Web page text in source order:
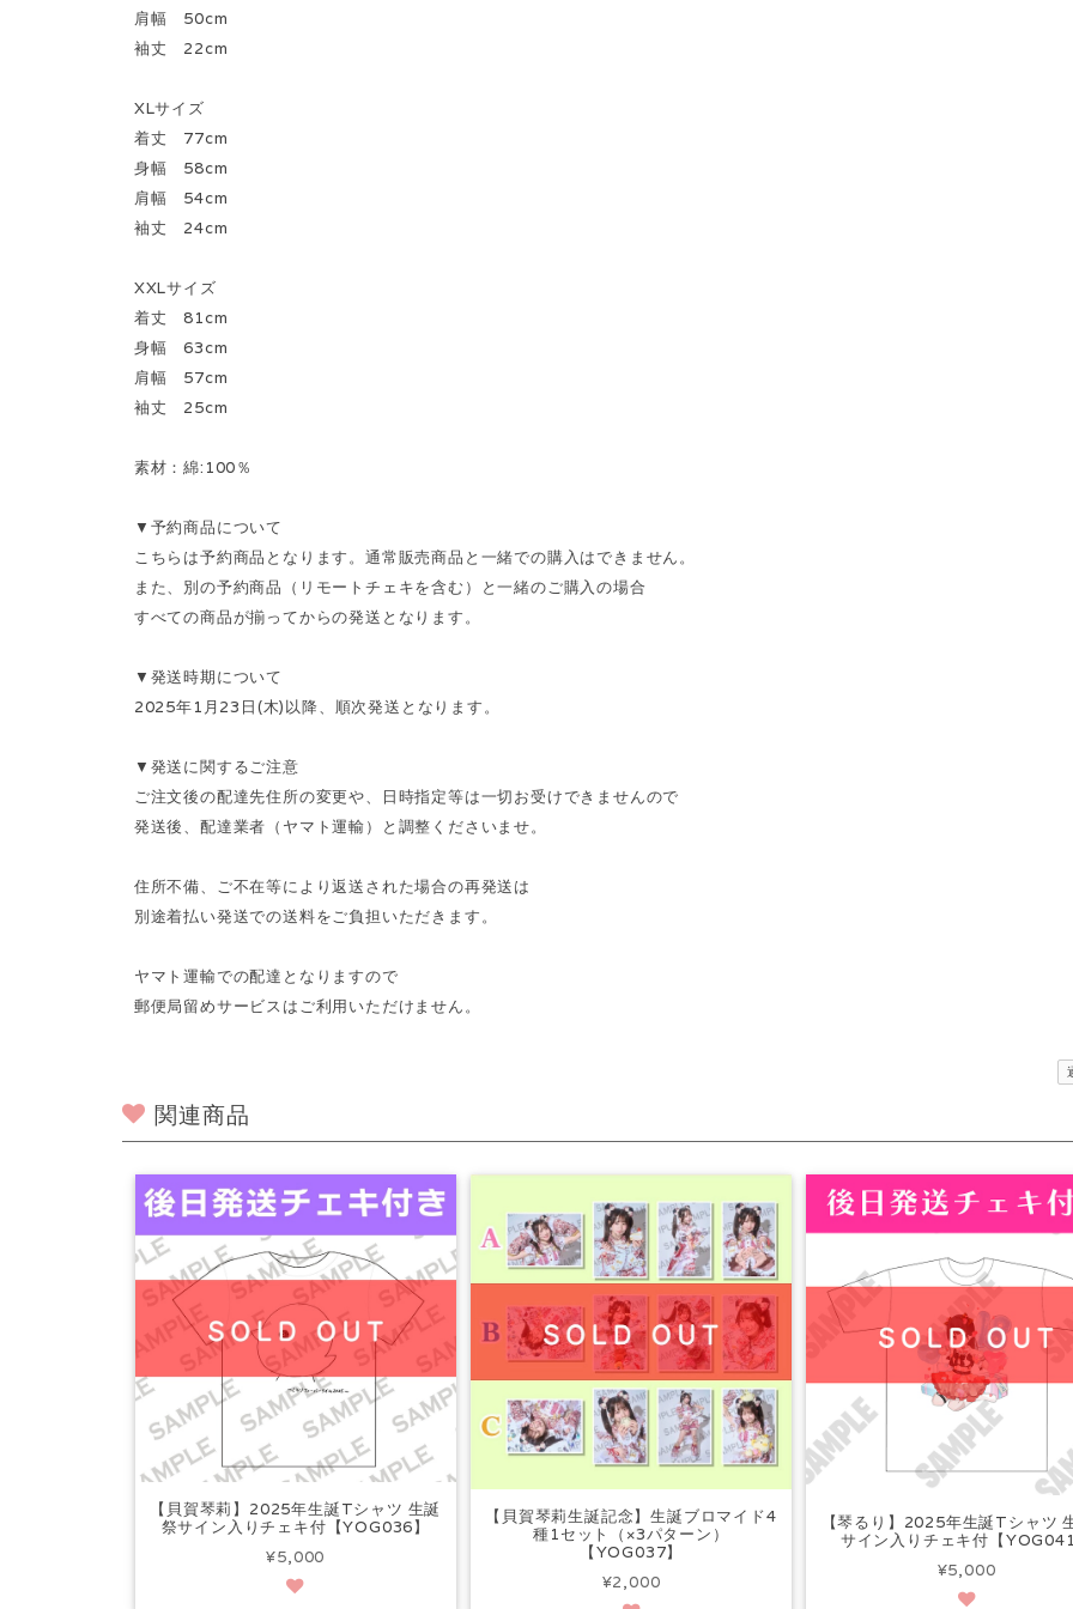
肩幅 50cm
袖丈 22cm
XLサイズ
着丈 77cm
身幅 58cm
肩幅 54cm
袖丈 24cm
XXLサイズ
着丈 81cm
身幅 63cm
肩幅 57cm
袖丈 25cm
素材：綿:100％
▼予約商品について
こちらは予約商品となります。通常販売商品と一緒での購入はできません。
また、別の予約商品（リモートチェキを含む）と一緒のご購入の場合
すべての商品が揃ってからの発送となります。
▼発送時期について
2025年1月23日(木)以降、順次発送となります。
▼発送に関するご注意
ご注文後の配達先住所の変更や、日時指定等は一切お受けできませんので
発送後、配達業者（ヤマト運輸）と調整くださいませ。
住所不備、ご不在等により返送された場合の再発送は
別途着払い発送での送料をご負担いただきます。
ヤマト運輸での配達となりますので
郵便局留めサービスはご利用いただけません。
関連商品
【貝賀琴莉】2025年生誕Tシャツ 生誕
祭サイン入りチェキ付【YOG036】
¥5,000
【貝賀琴莉生誕記念】生誕ブロマイド4
種1セット（×3パターン）
【YOG037】
¥2,000
【琴るり】2025年生誕Tシャツ
サイン入りチェキ付【
¥5,000